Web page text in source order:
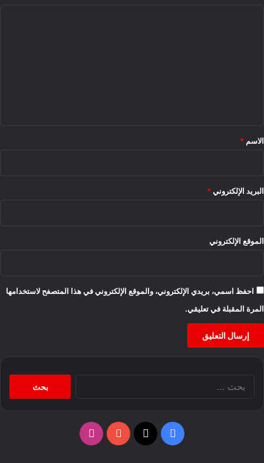
*
الاسم *
البريد الإلكتروني *
الموقع الإلكتروني
احفظ اسمي، بريدي الإلكتروني، والموقع الإلكتروني في هذا المتصفح لاستخدامها
المرة المقبلة في تعليقي.
فيسبوك ‫YouTubeانستقرام